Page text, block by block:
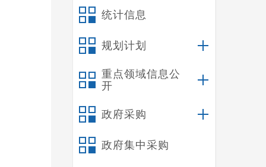
统计信息
规划计划
重点领域信息公
开
政府采购
政府集中采购